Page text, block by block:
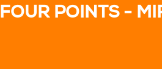
FOUR POINTS -